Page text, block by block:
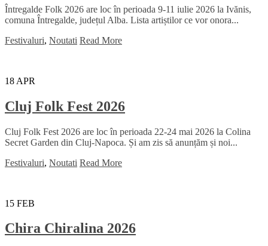
Întregalde Folk 2026 are loc în perioada 9-11 iulie 2026 la Ivănis,
comuna Întregalde, județul Alba. Lista artiștilor ce vor onora...
Festivaluri, Noutati Read More
18 APR
Cluj Folk Fest 2026
Cluj Folk Fest 2026 are loc în perioada 22-24 mai 2026 la Colina
Secret Garden din Cluj-Napoca. Și am zis să anunțăm și noi...
Festivaluri, Noutati Read More
15 FEB
Chira Chiralina 2026